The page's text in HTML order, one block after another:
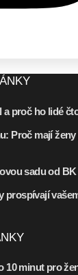
a proč ho lidé
Proč mají
sadu od
prospívají
10 minut pro